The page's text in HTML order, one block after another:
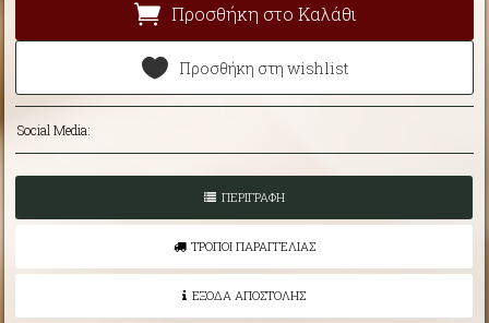
Προσθήκη στο Καλάθι
Προσθήκη στη wishlist
Social Media:
ΠΕΡΙΓΡΑΦΗ
ΤΡΟΠΟΙ ΠΑΡΑΓΓΕΛΙΑΣ
ΕΞΟΔΑ ΑΠΟΣΤΟΛΗΣ